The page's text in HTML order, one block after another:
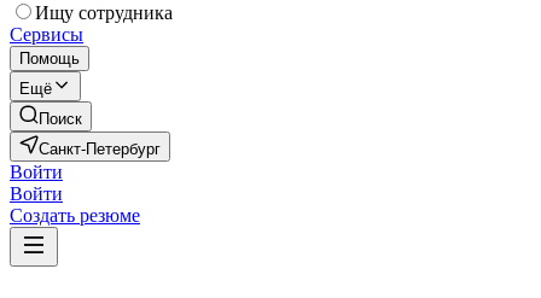
Ищу сотрудника
Сервисы
Помощь
Ещё
Поиск
Санкт-Петербург
Войти
Войти
Создать резюме